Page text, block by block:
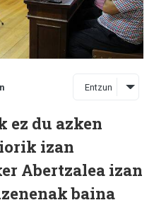
Entzun
ez du azken
izan
Abertzalea izan
baina